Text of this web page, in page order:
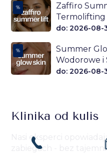
%
Zaffiro
Termolifting
do: 2026-08-
%
Summer
Wodorowe i
do: 2026-08-
Klinika od kulis
Nasi eksperci
zabiegach - bez